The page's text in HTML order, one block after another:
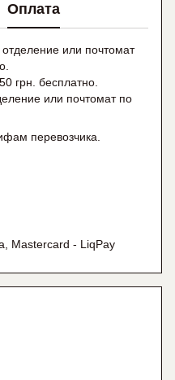
Оплата
или почтомат
грн. бесплатно.
или почтомат по
перевозчика.
Mastercard - LiqPay